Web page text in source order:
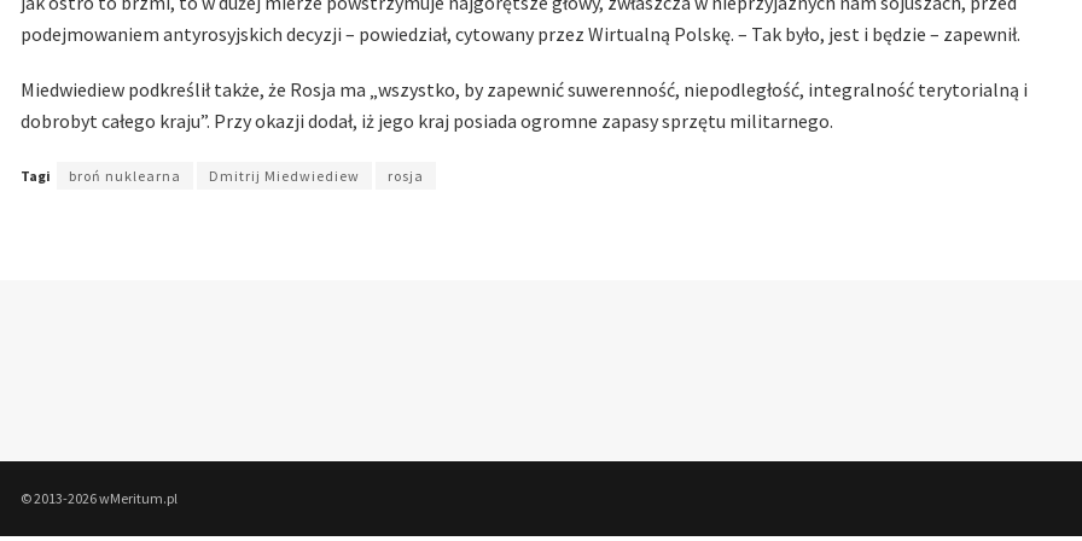
podejmowaniem antyrosyjskich decyzji – powiedział, cytowany przez Wirtualną Polskę. – Tak było, jest i będzie – zapewnił.
Miedwiediew podkreślił także, że Rosja ma „wszystko, by zapewnić suwerenność, niepodległość, integralność terytorialną i
dobrobyt całego kraju”. Przy okazji dodał, iż jego kraj posiada ogromne zapasy sprzętu militarnego.
Tagi broń nuklearna Dmitrij Miedwiediew rosja
© 2013-2026 wMeritum.pl